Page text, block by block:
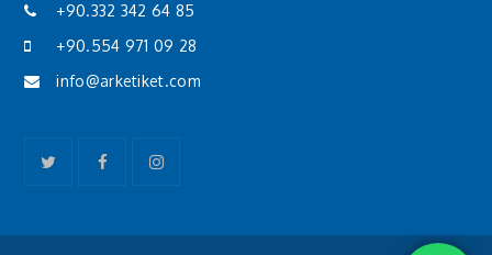
+90.332 342 64 85
+90.554 971 09 28
info@arketiket.com
TwitterFacebookInstagram